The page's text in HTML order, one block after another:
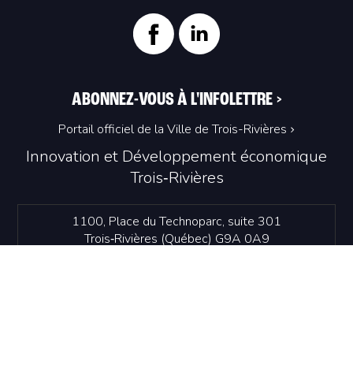
Innovation et Développement économique
Trois‑Rivières
1100, Place du Technoparc, suite 301
Trois‑Rivières (Québec) G9A 0A9
ABONNEZ-VOUS À L'INFOLETTRE >
Portail officiel de la Ville de Trois-Rivières